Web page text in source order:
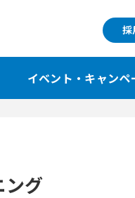
採
イベント・キャンペ
ング